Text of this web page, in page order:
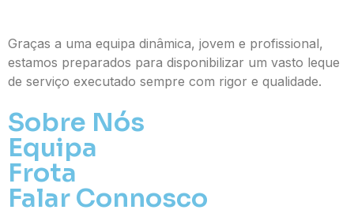
Graças a uma equipa dinâmica, jovem e profissional,
estamos preparados para disponibilizar um vasto leque
de serviço executado sempre com rigor e qualidade.
Sobre Nós
Equipa
Frota
Falar Connosco